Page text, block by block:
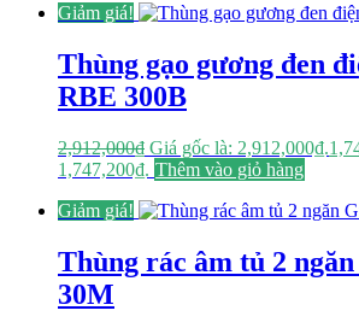
Giảm giá!
Thùng gạo gương đen
RBE 300B
2,912,000₫ Giá gốc là: 2,912,000₫.
1,747,200₫. Thêm vào giỏ hàng
Giảm giá!
Thùng rác âm tủ 2
30M